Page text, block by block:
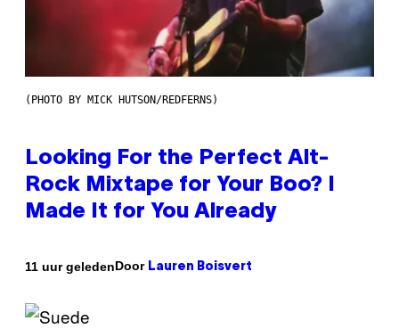
(PHOTO BY MICK HUTSON/REDFERNS)
Looking For the Perfect Alt-
Rock Mixtape for Your Boo? I
Made It for You Already
11 uur geledenDoor Lauren Boisvert